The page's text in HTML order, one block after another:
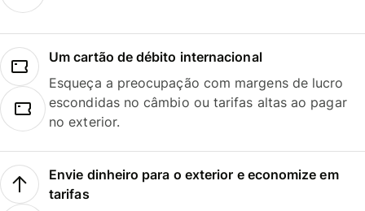
Um cartão de débito internacional
Esqueça a preocupação com margens de lucro
escondidas no câmbio ou tarifas altas ao pagar
no exterior.
Envie dinheiro para o exterior e economize em
tarifas